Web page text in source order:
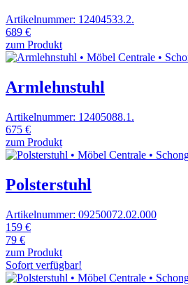
Artikelnummer: 12404533.2.
689 €
zum Produkt
Armlehnstuhl
Artikelnummer: 12405088.1.
675 €
zum Produkt
Polsterstuhl
Artikelnummer: 09250072.02.000
159 €
79 €
zum Produkt
Sofort verfügbar!